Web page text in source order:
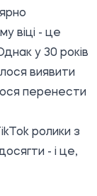
віці - це
у 30 років
виявити
перенести
ролики з
- і це,